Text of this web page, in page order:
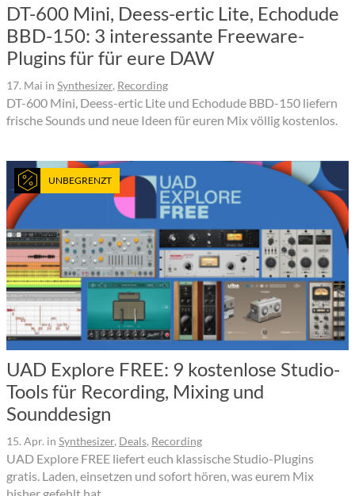
DT-600 Mini, Deess-ertic Lite, Echodude
BBD-150: 3 interessante Freeware-
Plugins für für eure DAW
17. Mai in Synthesizer, Recording
DT-600 Mini, Deess-ertic Lite und Echodude BBD-150 liefern
frische Sounds und neue Ideen für euren Mix völlig kostenlos.
UNBEGRENZT
UAD Explore FREE: 9 kostenlose Studio-
Tools für Recording, Mixing und
Sounddesign
15. Apr. in Synthesizer, Deals, Recording
UAD Explore FREE liefert euch klassische Studio-Plugins
gratis. Laden, einsetzen und sofort hören, was eurem Mix